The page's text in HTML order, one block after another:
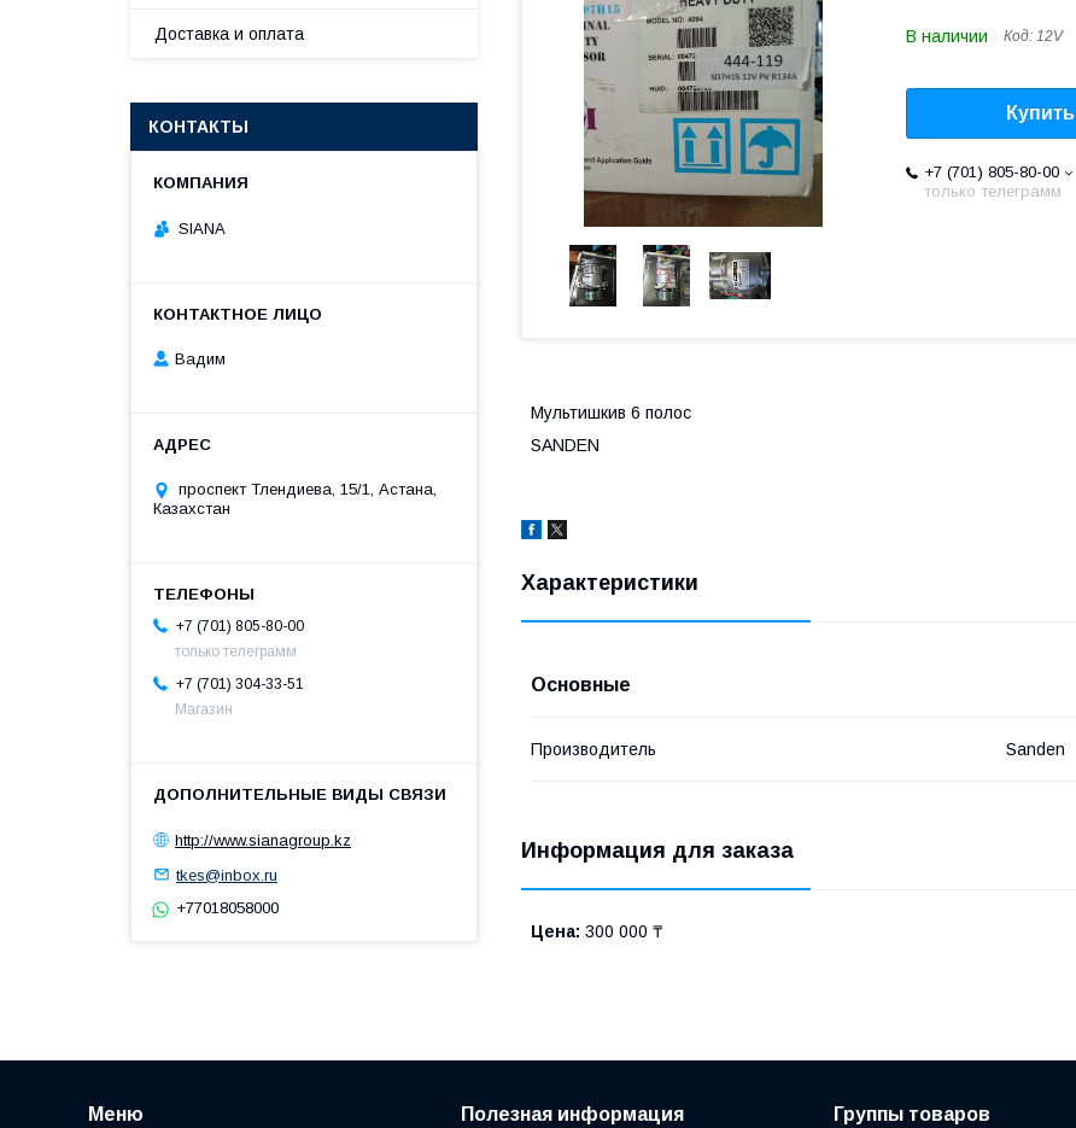
В наличии Код: 12V
Купить
+7 (701) 805-80-00
только телеграмм
Мультишкив 6 полос
SANDEN
Характеристики
Основные
Производитель Sanden
Информация для заказа
Цена: 300 000 ₸
Доставка и оплата
КОНТАКТЫ
SIANA
Вадим
проспект Тлендиева, 15/1, Астана,
Казахстан
+7 (701) 805-80-00
только телеграмм
+7 (701) 304-33-51
Магазин
http://www.sianagroup.kz
tkes@inbox.ru
+77018058000
Меню Полезная информация Группы товаров